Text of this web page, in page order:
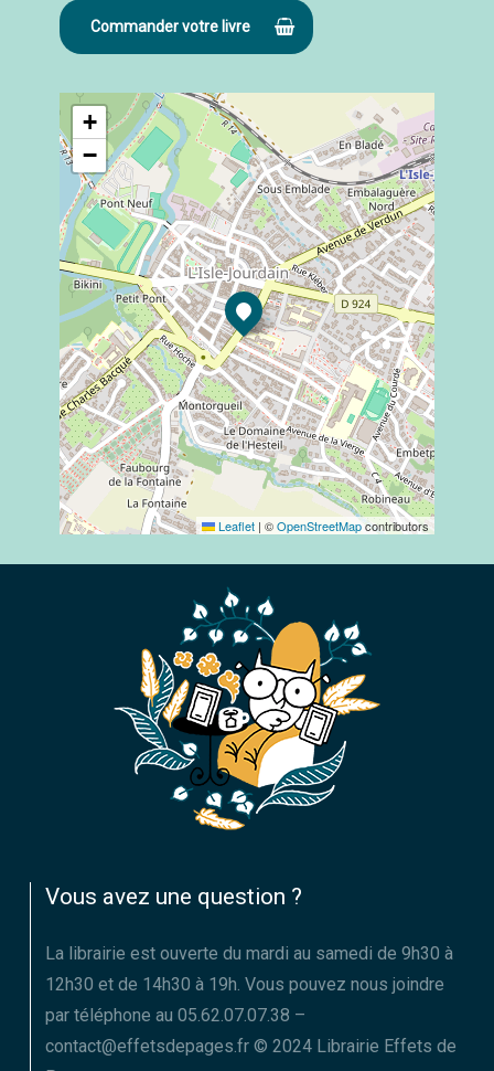
Commander votre livre
+
−
Leaflet | ©OpenStreetMapcontributors
Vous avez une question ?
La librairie est ouverte du mardi au samedi de 9h30 à
12h30 et de 14h30 à 19h. Vous pouvez nous joindre
par téléphone au 05.62.07.07.38 –
contact@effetsdepages.fr © 2024 Librairie Effets de